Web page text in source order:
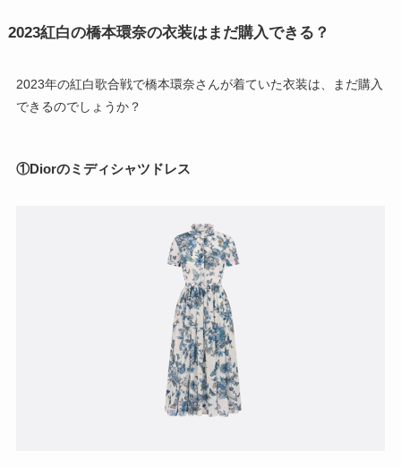
2023紅白の橋本環奈の衣装はまだ購入できる？
2023年の紅白歌合戦で橋本環奈さんが着ていた衣装は、まだ購入
できるのでしょうか？
①Diorのミディシャツドレス